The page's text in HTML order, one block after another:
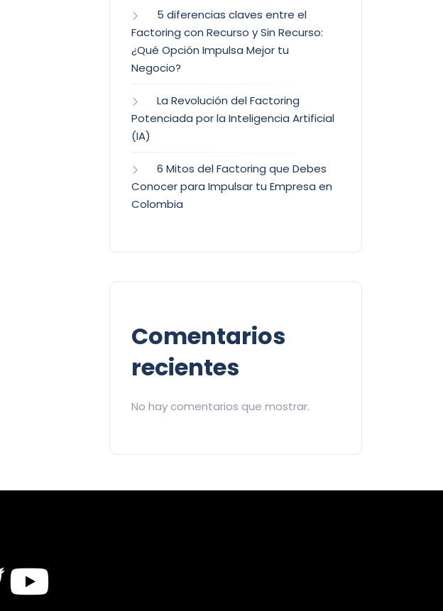
5 diferencias claves entre el
Factoring con Recurso y Sin Recurso:
¿Qué Opción Impulsa Mejor tu
Negocio?
La Revolución del Factoring
Potenciada por la Inteligencia Artificial
(IA)
6 Mitos del Factoring que Debes
Conocer para Impulsar tu Empresa en
Colombia
Comentarios
recientes
No hay comentarios que mostrar.